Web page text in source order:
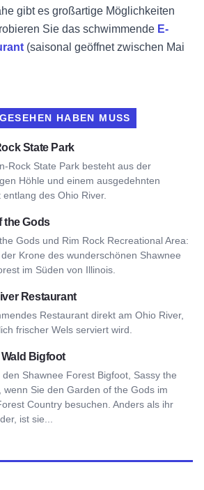
gibt es großartige Möglichkeiten
Sie das schwimmende E-
(saisonal geöffnet zwischen Mai
HABEN MUSS
State Park
Rock State Park besteht aus der
Höhle und einem ausgedehnten
entlang des Ohio River.
State Park
the Gods
Gods und Rim Rock Recreational Area:
Krone des wunderschönen Shawnee
im Süden von Illinois.
Restaurant
Restaurant direkt am Ohio River,
frischer Wels serviert wird.
Restaurant
Bigfoot
den Shawnee Forest Bigfoot, Sassy the
wenn Sie den Garden of the Gods im
Country besuchen. Anders als ihr
ist sie...
Bigfoot